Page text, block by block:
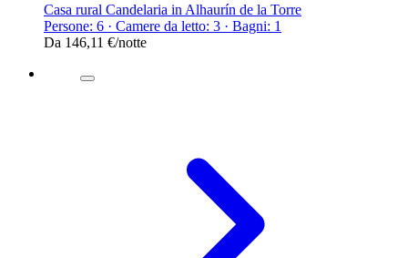
Casa rural Candelaria in Alhaurín de la Torre
Persone: 6 · Camere da letto: 3 · Bagni: 1
Da 146,11 €/notte